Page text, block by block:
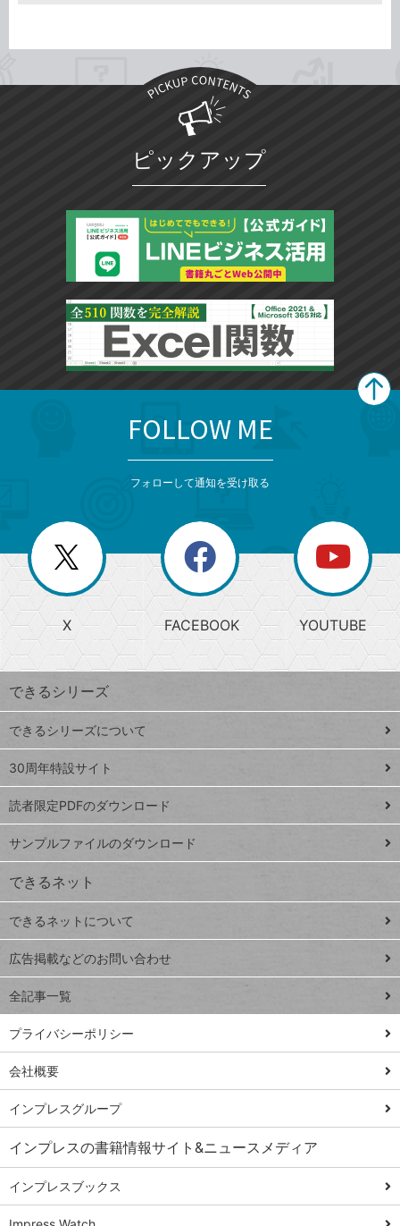
ピックアップ
じ
る
search
検
索
上
昇
ワ
ー
ド
Google
スプレ
ッドシ
ート
iPhone
VLOOKUP
close
閉じ
る
閉
じ
る
ー
か
ら
探
す
ト
ッ
プ
ペ
ジ
連載
Excel Q&A
トイアンナ流仕
事術
ではじめる業務
の完全自動化
AI議事録作成術
Windows 11
Q&A
Teams踏み込み
活用術
Excel講師の仕事
FOLLOW ME
フォローして通知を受け取る
X FACEBOOK YOUTUBE
できるシリーズ
できるシリーズについて
30周年特設サイト
読者限定PDFのダウンロード
サンプルファイルのダウンロード
できるネット
できるネットについて
広告掲載などのお問い合わせ
全記事一覧
プライバシーポリシー
会社概要
インプレスグループ
インプレスの書籍情報サイト&ニュースメディア
インプレスブックス